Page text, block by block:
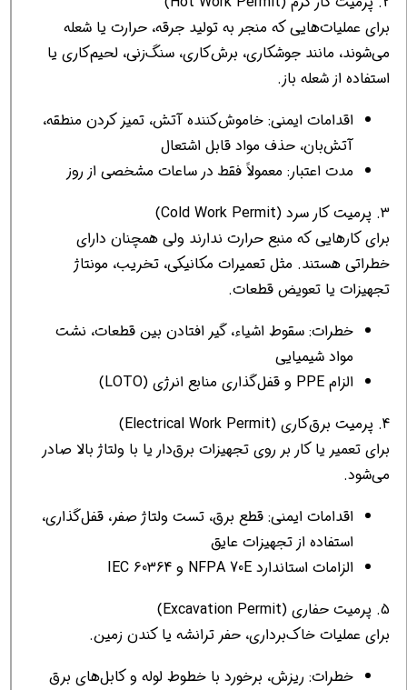
برای عملیات‌هایی که منجر به تولید جرقه، حرارت یا شعله
می‌شوند، مانند جوشکاری، برش‌کاری، سنگ‌زنی، لحیم‌کاری یا
استفاده از شعله باز.
اقدامات ایمنی: خاموش‌کننده آتش، تمیز کردن منطقه،
آتش‌بان، حذف مواد قابل اشتعال
مدت اعتبار: معمولاً فقط در ساعات مشخصی از روز
3. پرمیت کار سرد (Cold Work Permit)
برای کارهایی که منبع حرارت ندارند ولی همچنان دارای
خطراتی هستند. مثل تعمیرات مکانیکی، تخریب، مونتاژ
تجهیزات یا تعویض قطعات.
خطرات: سقوط اشیاء، گیر افتادن بین قطعات، نشت
مواد شیمیایی
الزام PPE و قفل‌گذاری منابع انرژی (LOTO)
4. پرمیت برق‌کاری (Electrical Work Permit)
برای تعمیر یا کار بر روی تجهیزات برق‌دار یا با ولتاژ بالا صادر
می‌شود.
اقدامات ایمنی: قطع برق، تست ولتاژ صفر، قفل‌گذاری،
استفاده از تجهیزات عایق
الزامات استاندارد NFPA 70E و IEC 60364
5. پرمیت حفاری (Excavation Permit)
برای عملیات خاک‌برداری، حفر ترانشه یا کندن زمین.
خطرات: ریزش، برخورد با خطوط لوله و کابل‌های برق